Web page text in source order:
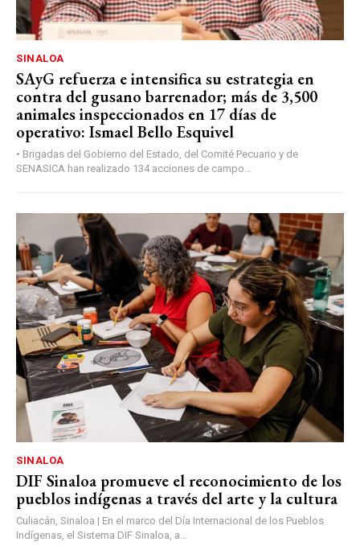
SINALOA
SAyG refuerza e intensifica su estrategia en
contra del gusano barrenador; más de 3,500
animales inspeccionados en 17 días de
operativo: Ismael Bello Esquivel
• Brigadas del Gobierno del Estado, del Comité Pecuario y de
SENASICA han realizado 134 acciones de campo...
SINALOA
DIF Sinaloa promueve el reconocimiento de los
pueblos indígenas a través del arte y la cultura
Culiacán, Sinaloa | En el marco del Día Internacional de los Pueblos
Indígenas, el Sistema DIF Sinaloa, a...